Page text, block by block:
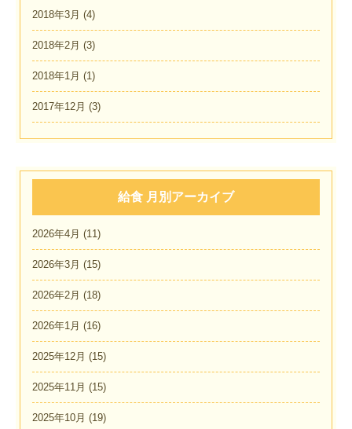
2018年3月 (4)
2018年2月 (3)
2018年1月 (1)
2017年12月 (3)
給食 月別アーカイブ
2026年4月 (11)
2026年3月 (15)
2026年2月 (18)
2026年1月 (16)
2025年12月 (15)
2025年11月 (15)
2025年10月 (19)